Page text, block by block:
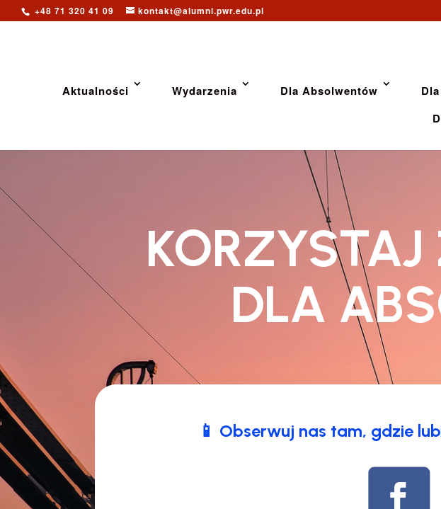
+48 71 320 41 09 kontakt@alumni.pwr.edu.pl
Aktualności Wydarzenia Dla Absolwentów
DLA
📱 Obserwuj nas tam, gdzie